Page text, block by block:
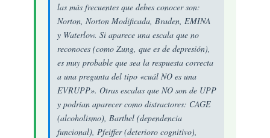
las más frecuentes que debes conocer son:
Norton, Norton Modificada, Braden, EMINA
y Waterlow. Si aparece una escala que no
reconoces (como Zung, que es de depresión),
es muy probable que sea la respuesta correcta
a una pregunta del tipo «cuál NO es una
EVRUPP». Otras escalas que NO son de UPP
y podrían aparecer como distractores: CAGE
(alcoholismo), Barthel (dependencia
funcional), Pfeiffer (deterioro cognitivo),